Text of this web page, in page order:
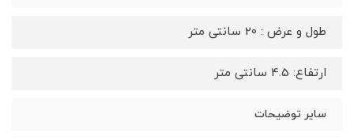
طول و عرض : 20 سانتی متر
ارتفاع: 4.5 سانتی متر
سایر توضیحات